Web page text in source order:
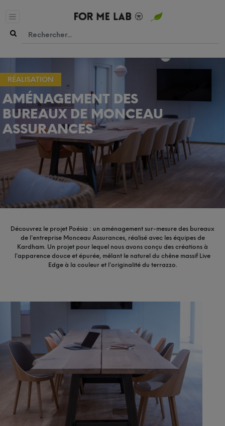
RÉALISATION
AMÉNAGEMENT DES
BUREAUX DE MONCEAU
ASSURANCES
Découvrez le projet Poésia : un aménagement sur-mesure des bureaux
de l'entreprise Monceau Assurances, réalisé avec les équipes de
Kardham. Un projet pour lequel nous avons conçu des créations à
l'apparence douce et épurée, mêlant le naturel du chêne massif Live
Edge à la couleur et l'originalité du terrazzo.